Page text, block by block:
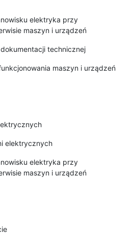
elektryka przy
maszyn i urządzeń
technicznej
maszyn i urządzeń
elektrycznych
elektryka przy
maszyn i urządzeń